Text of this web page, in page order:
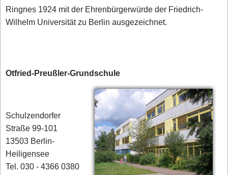
Ringnes 1924 mit der Ehrenbürgerwürde der Friedrich-
Wilhelm Universität zu Berlin ausgezeichnet.
Otfried-Preußler-Grundschule
Schulzendorfer
Straße 99-101
13503 Berlin-
Heiligensee
Tel. 030 - 4366 0380